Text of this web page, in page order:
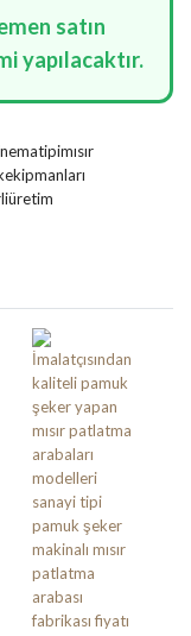
satın
yapılacaktır.